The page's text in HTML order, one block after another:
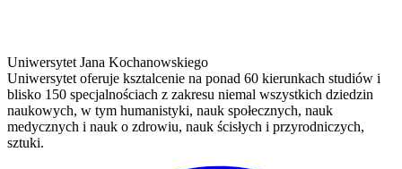
Uniwersytet Jana Kochanowskiego
Uniwersytet oferuje ksztalcenie na ponad 60 kierunkach studiów i
blisko 150 specjalnościach z zakresu niemal wszystkich dziedzin
naukowych, w tym humanistyki, nauk społecznych, nauk
medycznych i nauk o zdrowiu, nauk ścisłych i przyrodniczych,
sztuki.